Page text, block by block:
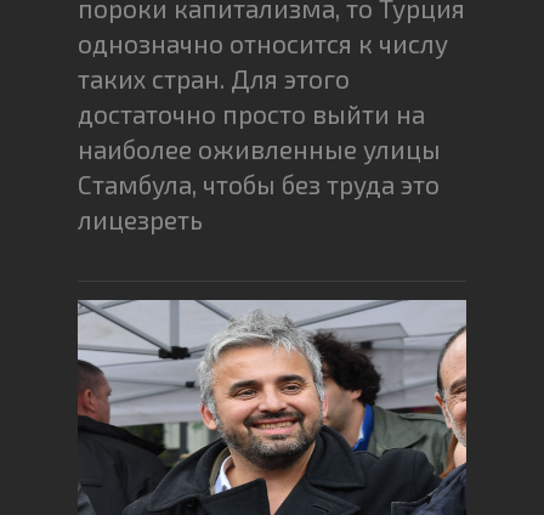
пороки капитализма, то Турция
однозначно относится к числу
таких стран. Для этого
достаточно просто выйти на
наиболее оживленные улицы
Стамбула, чтобы без труда это
лицезреть